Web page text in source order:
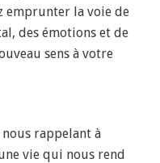
emprunter la voie de
des émotions et de
sens à votre
nous rappelant à
vie qui nous rend